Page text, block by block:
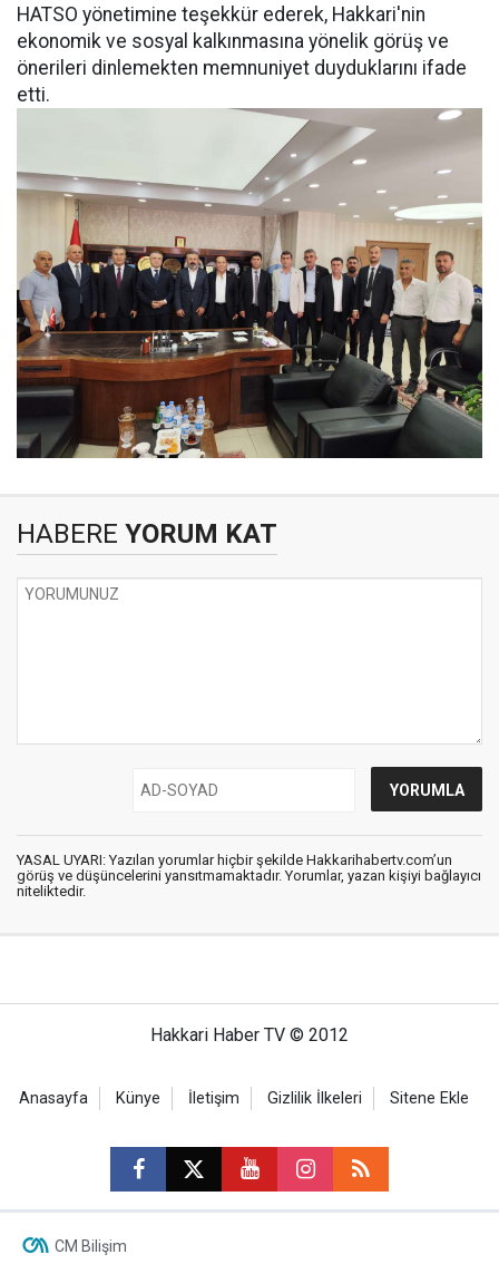
HATSO yönetimine teşekkür ederek, Hakkari'nin
ekonomik ve sosyal kalkınmasına yönelik görüş ve
önerileri dinlemekten memnuniyet duyduklarını ifade
etti.
HABERE YORUM KAT
YASAL UYARI: Yazılan yorumlar hiçbir şekilde Hakkarihabertv.com’un
görüş ve düşüncelerini yansıtmamaktadır. Yorumlar, yazan kişiyi bağlayıcı
niteliktedir.
Hakkari Haber TV © 2012
Anasayfa Künye İletişim Gizlilik İlkeleri Sitene Ekle
CM Bilişim